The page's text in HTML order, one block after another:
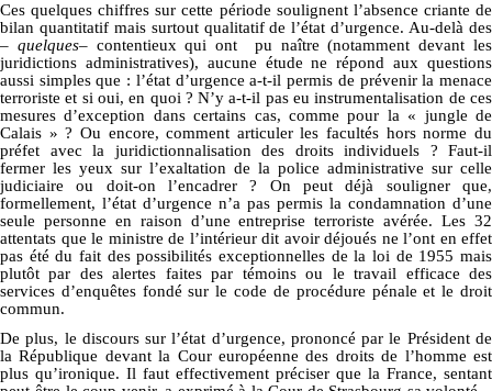
Ces quelques chiffres sur cette période soulignent l’absence criante de
bilan quantitatif mais surtout qualitatif de l’état d’urgence. Au-delà des
– quelques– contentieux qui ont pu naître (notamment devant les
juridictions administratives), aucune étude ne répond aux questions
aussi simples que : l’état d’urgence a-t-il permis de prévenir la menace
terroriste et si oui, en quoi ? N’y a-t-il pas eu instrumentalisation de ces
mesures d’exception dans certains cas, comme pour la « jungle de
Calais » ? Ou encore, comment articuler les facultés hors norme du
préfet avec la juridictionnalisation des droits individuels ? Faut-il
fermer les yeux sur l’exaltation de la police administrative sur celle
judiciaire ou doit-on l’encadrer ? On peut déjà souligner que,
formellement, l’état d’urgence n’a pas permis la condamnation d’une
seule personne en raison d’une entreprise terroriste avérée. Les 32
attentats que le ministre de l’intérieur dit avoir déjoués ne l’ont en effet
pas été du fait des possibilités exceptionnelles de la loi de 1955 mais
plutôt par des alertes faites par témoins ou le travail efficace des
services d’enquêtes fondé sur le code de procédure pénale et le droit
commun.
De plus, le discours sur l’état d’urgence, prononcé par le Président de
la République devant la Cour européenne des droits de l’homme est
plus qu’ironique. Il faut effectivement préciser que la France, sentant